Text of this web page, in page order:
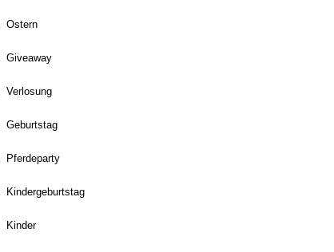
Ostern
Giveaway
Verlosung
Geburtstag
Pferdeparty
Kindergeburtstag
Kinder